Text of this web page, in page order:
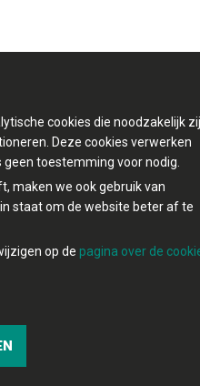
cookies die noodzakelijk
Deze cookies verwerken
toestemming voor nodig.
maken we ook gebruik van
staat om de website beter af te
op de pagina over de
met
Contact